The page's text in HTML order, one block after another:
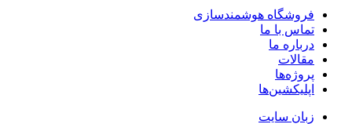
فروشگاه هوشمندسازی
تماس با ما
درباره ما
مقالات
پروژه‌ها
اپلیکشین‌ها
زبان سایت